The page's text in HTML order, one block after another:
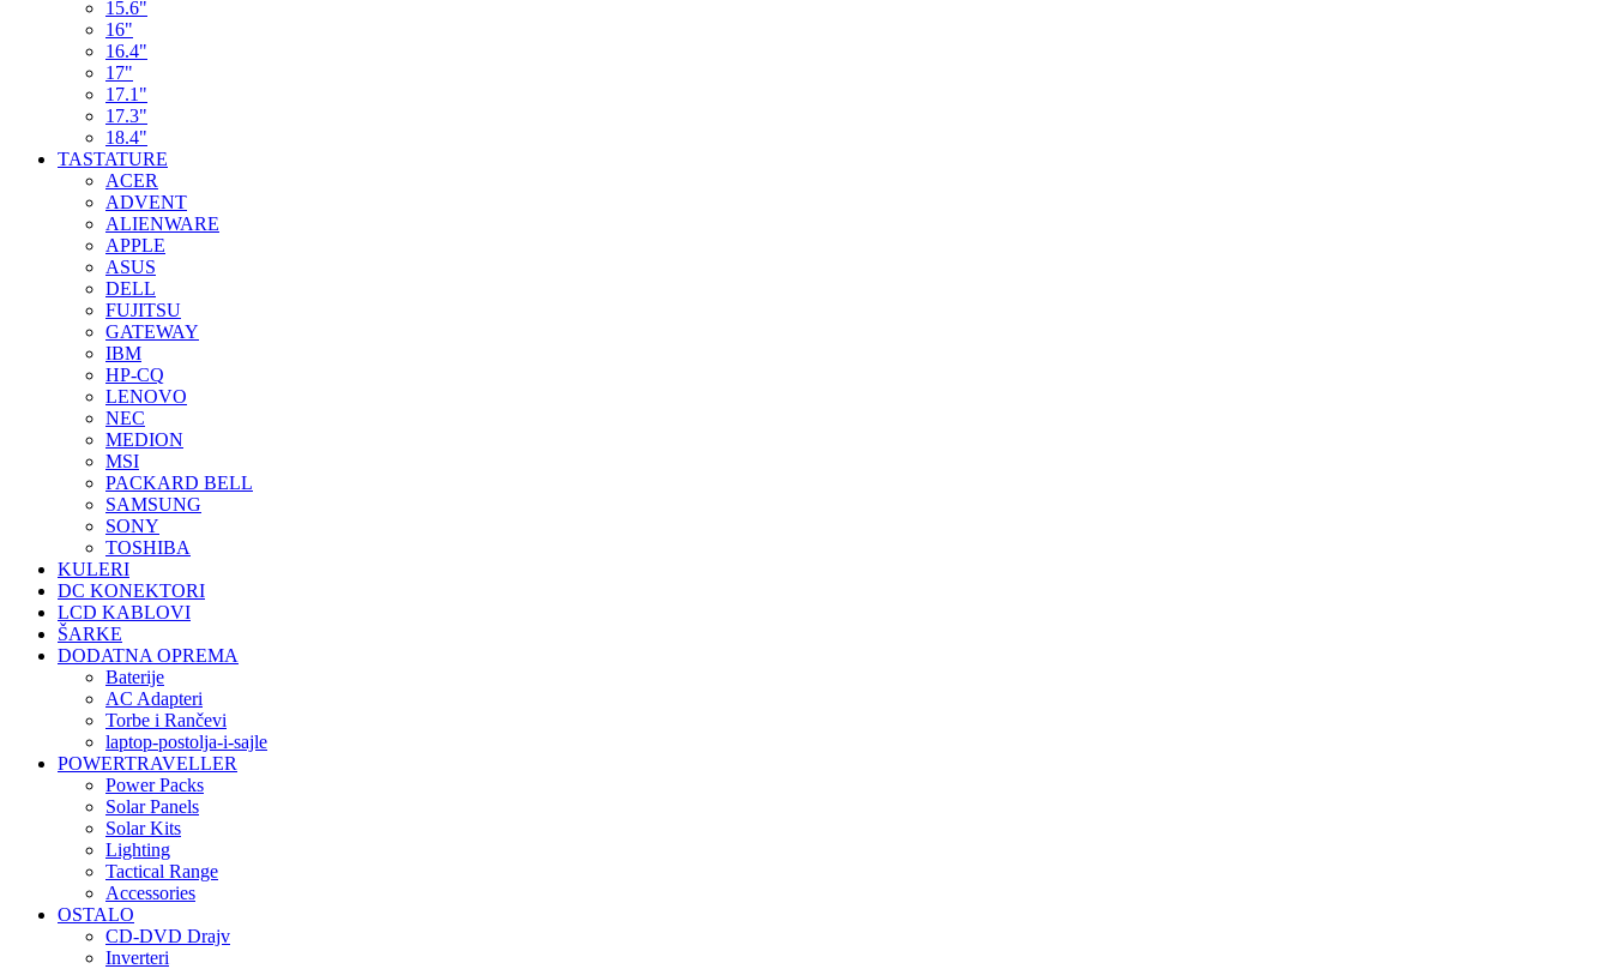
15.6"
16"
16.4"
17"
17.1"
17.3"
18.4"
TASTATURE
ACER
ADVENT
ALIENWARE
APPLE
ASUS
DELL
FUJITSU
GATEWAY
IBM
HP-CQ
LENOVO
NEC
MEDION
MSI
PACKARD BELL
SAMSUNG
SONY
TOSHIBA
KULERI
DC KONEKTORI
LCD KABLOVI
ŠARKE
DODATNA OPREMA
Baterije
AC Adapteri
Torbe i Rančevi
laptop-postolja-i-sajle
POWERTRAVELLER
Power Packs
Solar Panels
Solar Kits
Lighting
Tactical Range
Accessories
OSTALO
CD-DVD Drajv
Inverteri